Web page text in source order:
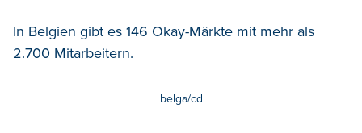
In Belgien gibt es 146 Okay-Märkte mit mehr als
2.700 Mitarbeitern.
belga/cd